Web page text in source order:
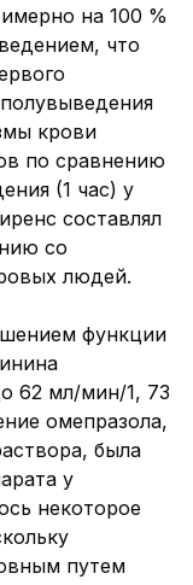
на 100 %
что
крови
по сравнению
(1 час) у
составлял
со
людей.
функции
62 мл/мин/1, 73
омепразола,
была
у
некоторое
путем